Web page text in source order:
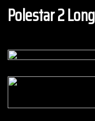
Polestar 2